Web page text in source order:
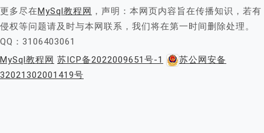
更多尽在 MySql教程网 ，声明：本网页内容旨在传播知识，若有
侵权等问题请及时与本网联系，我们将在第一时间删除处理。
QQ：3106403061
MySql教程网 苏ICP备2022009651号-1
苏公网安备
32021302001419号